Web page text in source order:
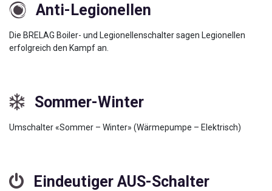
Anti-Legionellen
Die BRELAG Boiler- und Legionellenschalter sagen Legionellen
erfolgreich den Kampf an.
Sommer-Winter
Umschalter «Sommer – Winter» (Wärmepumpe – Elektrisch)
Eindeutiger AUS-Schalter